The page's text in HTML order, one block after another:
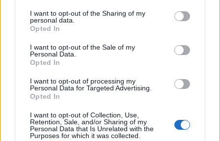
not limited to your visit or usage behaviour. You may click to
grant or deny consent to Google and its third-party tags to
use your data for below specified purposes in below Google
consent section.
I want to opt-out of the Sharing of my
personal data.
Opted In
I want to opt-out of the Sale of my
Personal Data.
Opted In
I want to opt-out of processing my
Personal Data for Targeted Advertising.
Opted In
I want to opt-out of Collection, Use,
Retention, Sale, and/or Sharing of my
Personal Data that Is Unrelated with the
Purposes for which it was collected.
πήγαν στον Άγιο Νεκτάριο Βούλας για να
πάρουν την ευχή για τον γιο τους
είναι πολύ επώδυνο», λέει ο γιος του
Πιο σχολιασμένα
Βγήκαν ξανά τα μαχαίρια στην Ελπίδα
για τη Δημοκρατία: «Καρυστιανού,
Γρατσία και Γαλανός μετέτρεψαν το
κίνημα σε φοβικό αρχηγικό κόμμα»